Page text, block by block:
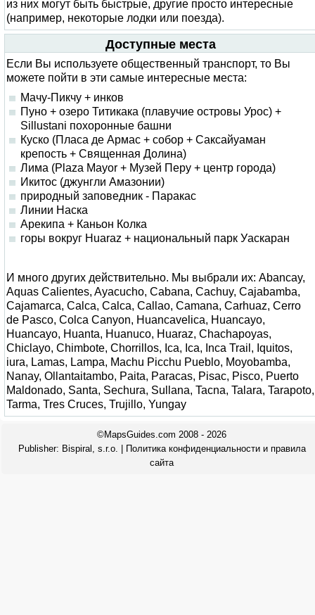
из них могут быть быстрые, другие просто интересные
(например, некоторые лодки или поезда).
Доступные места
Если Вы используете общественный транспорт, то Вы
можете пойти в эти самые интересные места:
Мачу-Пикчу + инков
Пуно + озеро Титикака (плавучие островы Урос) +
Sillustani похоронные башни
Куско (Пласа де Армас + собор + Саксайуаман
крепость + Священная Долина)
Лима (Plaza Mayor + Музей Перу + центр города)
Икитос (джунгли Амазонии)
природный заповедник - Паракас
Линии Наска
Арекипа + Каньон Колка
горы вокруг Huaraz + национальный парк Уаскаран
И много других действительно. Мы выбрали их: Abancay,
Aquas Calientes, Ayacucho, Cabana, Cachuy, Cajabamba,
Cajamarca, Calca, Calca, Callao, Camana, Carhuaz, Cerro
de Pasco, Colca Canyon, Huancavelica, Huancayo,
Huancayo, Huanta, Huanuco, Huaraz, Chachapoyas,
Chiclayo, Chimbote, Chorrillos, Ica, Ica, Inca Trail, Iquitos,
iura, Lamas, Lampa, Machu Picchu Pueblo, Moyobamba,
Nanay, Ollantaitambo, Paita, Paracas, Pisac, Pisco, Puerto
Maldonado, Santa, Sechura, Sullana, Tacna, Talara, Tarapoto,
Tarma, Tres Cruces, Trujillo, Yungay
©MapsGuides.com 2008 - 2026
Publisher: Bispiral, s.r.o.
Политика конфиденциальности и правила
сайта